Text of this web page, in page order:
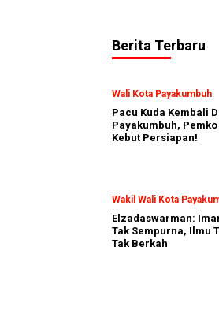
Berita Terbaru
Wali Kota Payakumbuh
Pacu Kuda Kembali
Payakumbuh,
Kebut Persiapan!
Wakil Wali Kota
Elzadaswarman:
Tak Sempurna, Ilmu
Tak Berkah